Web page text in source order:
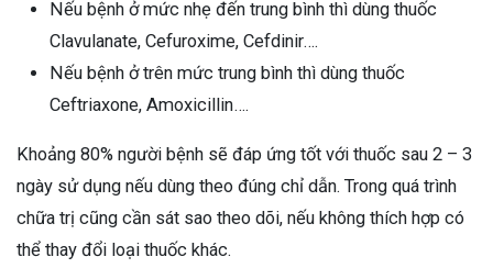
Nếu bệnh ở mức nhẹ đến trung bình thì dùng thuốc
Clavulanate, Cefuroxime, Cefdinir….
Nếu bệnh ở trên mức trung bình thì dùng thuốc
Ceftriaxone, Amoxicillin….
Khoảng 80% người bệnh sẽ đáp ứng tốt với thuốc sau 2 – 3
ngày sử dụng nếu dùng theo đúng chỉ dẫn. Trong quá trình
chữa trị cũng cần sát sao theo dõi, nếu không thích hợp có
thể thay đổi loại thuốc khác.